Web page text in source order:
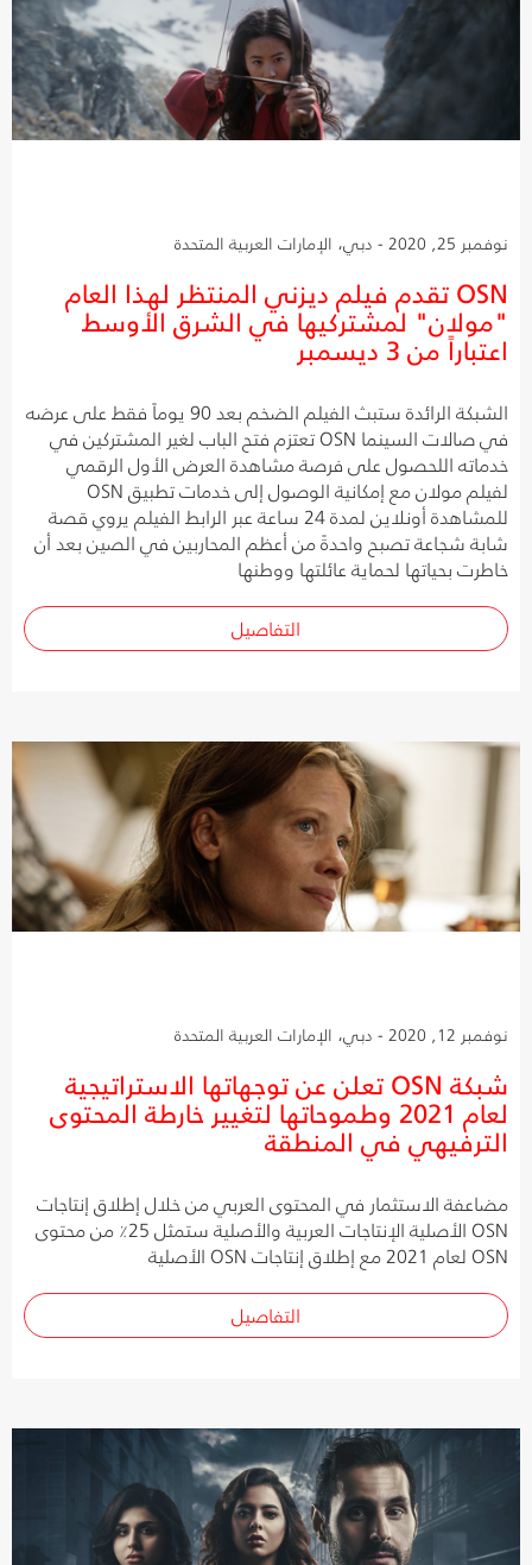
نوفمبر 25, 2020 - دبي، الإمارات العربية المتحدة
OSN تقدم فيلم ديزني المنتظر لهذا العام
"مولان" لمشتركيها في الشرق الأوسط
اعتباراً من 3 ديسمبر
الشبكة الرائدة ستبث الفيلم الضخم بعد 90 يوماً فقط على عرضه
في صالات السينما OSN تعتزم فتح الباب لغير المشتركين في
خدماته اللحصول على فرصة مشاهدة العرض الأول الرقمي
لفيلم مولان مع إمكانية الوصول إلى خدمات تطبيق OSN
للمشاهدة أونلاين لمدة 24 ساعة عبر الرابط الفيلم يروي قصة
شابة شجاعة تصبح واحدةً من أعظم المحاربين في الصين بعد أن
خاطرت بحياتها لحماية عائلتها ووطنها
التفاصيل
نوفمبر 12, 2020 - دبي، الإمارات العربية المتحدة
شبكة OSN تعلن عن توجهاتها الاستراتيجية
لعام 2021 وطموحاتها لتغيير خارطة المحتوى
الترفيهي في المنطقة
مضاعفة الاستثمار في المحتوى العربي من خلال إطلاق إنتاجات
OSN الأصلية الإنتاجات العربية والأصلية ستمثل 25٪ من محتوى
OSN لعام 2021 مع إطلاق إنتاجات OSN الأصلية
التفاصيل